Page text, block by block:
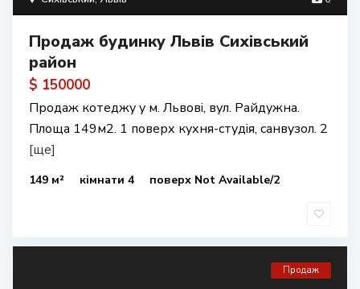
Продаж будинку Львів Сихівський
район
$ 150000
Продаж котеджу у м. Львові, вул. Райдужна.
Площа 149м2. 1 поверх кухня-студія, санвузол. 2
[ще]
149 м² кімнати 4 поверх Not Available/2
Продаж